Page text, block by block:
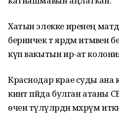
Хатын элекке иренең матди
берничек тә ярдәм итмәвен
күп вакытын ир-ат
Краснодар крае суды ана
кинәт пәйда булган
өчен түләүләрдән мәхрүм